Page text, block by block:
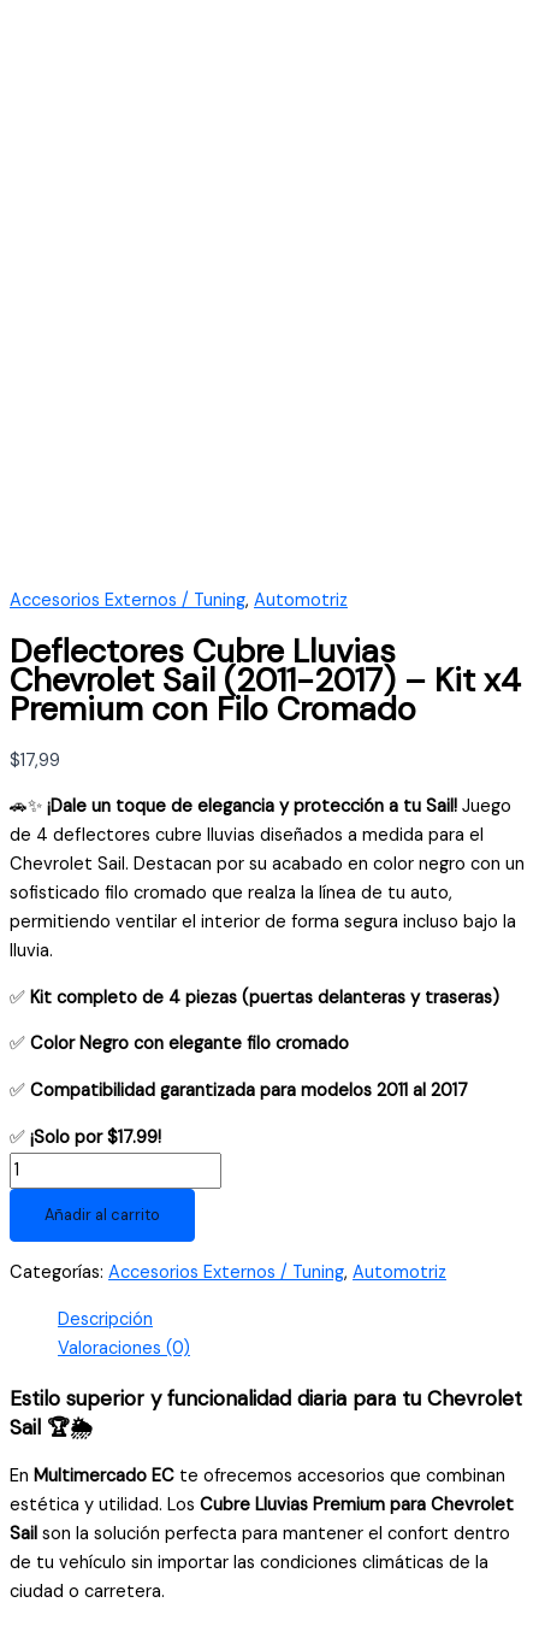
Accesorios Externos / Tuning, Automotriz
Deflectores Cubre Lluvias
Chevrolet Sail (2011-2017) – Kit x4
Premium con Filo Cromado
$17,99
🚗✨ ¡Dale un toque de elegancia y protección a tu Sail! Juego
de 4 deflectores cubre lluvias diseñados a medida para el
Chevrolet Sail. Destacan por su acabado en color negro con un
sofisticado filo cromado que realza la línea de tu auto,
permitiendo ventilar el interior de forma segura incluso bajo la
lluvia.
✅ Kit completo de 4 piezas (puertas delanteras y traseras)
✅ Color Negro con elegante filo cromado
✅ Compatibilidad garantizada para modelos 2011 al 2017
✅ ¡Solo por $17.99!
Deflectores
Cubre
Lluvias
Sail
Kit
x4
con
Filo
Cromado
cantidad
Añadir al carrito
Categorías: Accesorios Externos / Tuning, Automotriz
Descripción
Valoraciones (0)
Estilo superior y funcionalidad diaria para tu Chevrolet
Sail 🏆🌦️
En Multimercado EC te ofrecemos accesorios que combinan
estética y utilidad. Los Cubre Lluvias Premium para Chevrolet
Sail son la solución perfecta para mantener el confort dentro
de tu vehículo sin importar las condiciones climáticas de la
ciudad o carretera.